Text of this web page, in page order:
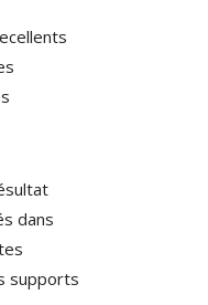
dans
supports